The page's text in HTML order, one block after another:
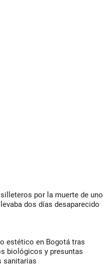
por la muerte de uno
dos días desaparecido
estético en Bogotá tras
biológicos y presuntas
sanitarias